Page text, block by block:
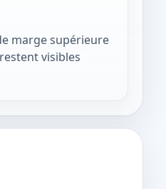
marge supérieure
visibles